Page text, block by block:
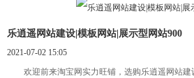
乐逍遥网站建设|模板网站|展示型网站900
2021-07-02 15:05
欢迎前来淘宝网实力旺铺，选购乐逍遥网站建